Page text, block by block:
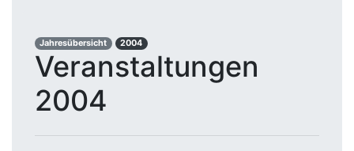
Jahresübersicht 2004
Veranstaltungen
2004